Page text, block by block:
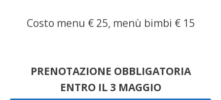
Costo menu € 25, menù bimbi € 15
PRENOTAZIONE OBBLIGATORIA
ENTRO IL 3 MAGGIO